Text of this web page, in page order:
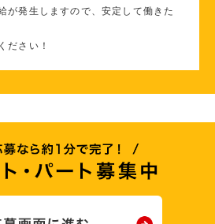
が発生しますので、安定して働きた
ださい！